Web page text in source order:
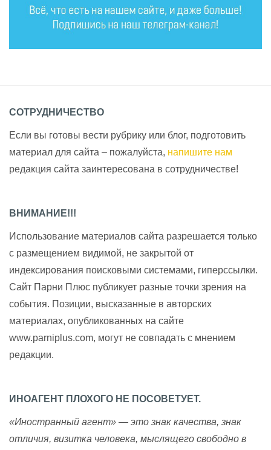
СОТРУДНИЧЕСТВО
Если вы готовы вести рубрику или блог, подготовить
материал для сайта – пожалуйста, напишите нам
редакция сайта заинтересована в сотрудничестве!
ВНИМАНИЕ!!!
Использование материалов сайта разрешается только
с размещением видимой, не закрытой от
индексирования поисковыми системами, гиперссылки.
Сайт Парни Плюс публикует разные точки зрения на
события. Позиции, высказанные в авторских
материалах, опубликованных на сайте
www.parniplus.com, могут не совпадать с мнением
редакции.
ИНОАГЕНТ ПЛОХОГО НЕ ПОСОВЕТУЕТ.
«Иностранный агент» — это знак качества, знак
отличия, визитка человека, мыслящего свободно в